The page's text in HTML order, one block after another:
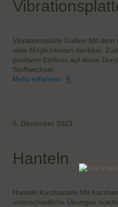
Vibrationsplatte Galileo Mit dem
viele Möglichkeiten denkbar.
positiven Einfluss auf deine
Stoffwechsel
Mehr erfahren
6. Dezember 2023
Hanteln
Hanteln Kurzhanteln Mit
unterschiedliche Übungen